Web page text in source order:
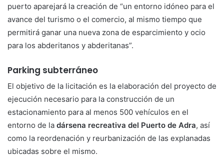
puerto aparejará la creación de “un entorno idóneo para el
avance del turismo o el comercio, al mismo tiempo que
permitirá ganar una nueva zona de esparcimiento y ocio
para los abderitanos y abderitanas”.
Parking subterráneo
El objetivo de la licitación es la elaboración del proyecto de
ejecución necesario para la construcción de un
estacionamiento para al menos 500 vehículos en el
entorno de la dársena recreativa del Puerto de Adra, así
como la reordenación y reurbanización de las explanadas
ubicadas sobre el mismo.